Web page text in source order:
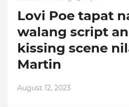
Lovi Poe tapat
walang script
kissing scene
Martin
August 12, 2023